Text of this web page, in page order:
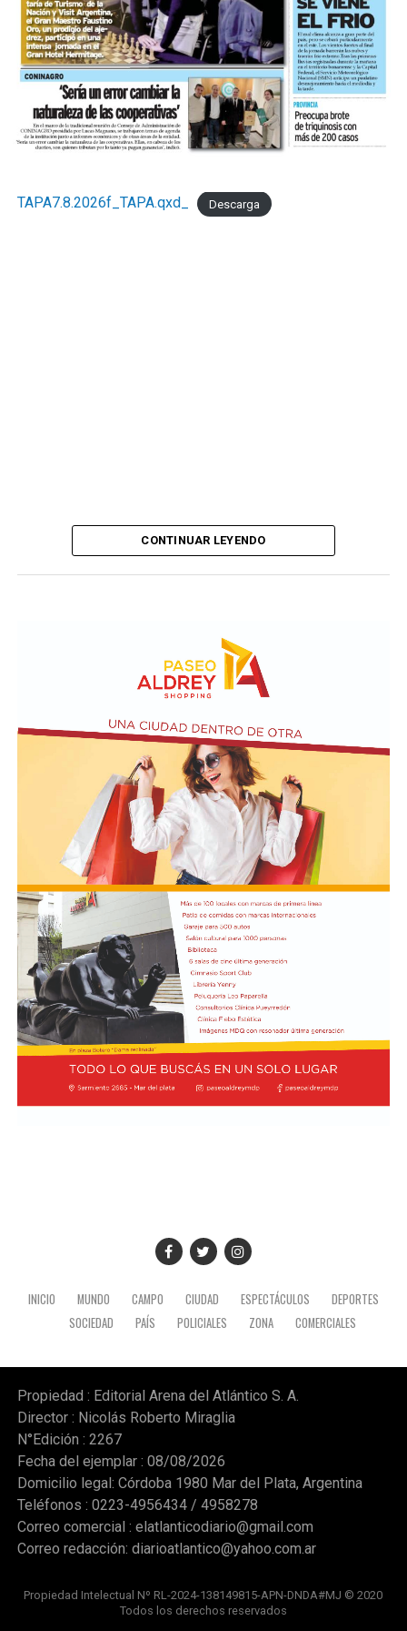
TAPA7.8.2026f_TAPA.qxd_ Descarga
CONTINUAR LEYENDO
INICIO MUNDO CAMPO CIUDAD ESPECTÁCULOS
DEPORTES
SOCIEDAD
PAÍS POLICIALES ZONA COMERCIALES
Propiedad : Editorial Arena del Atlántico S. A.
Director : Nicolás Roberto Miraglia
N°Edición : 2267
Fecha del ejemplar : 08/08/2026
Domicilio legal: Córdoba 1980 Mar del Plata, Argentina
Teléfonos : 0223-4956434 / 4958278
Correo comercial : elatlanticodiario@gmail.com
Correo redacción: diarioatlantico@yahoo.com.ar
Propiedad Intelectual Nº RL-2024-138149815-APN-DNDA#MJ © 2020
Todos los derechos reservados